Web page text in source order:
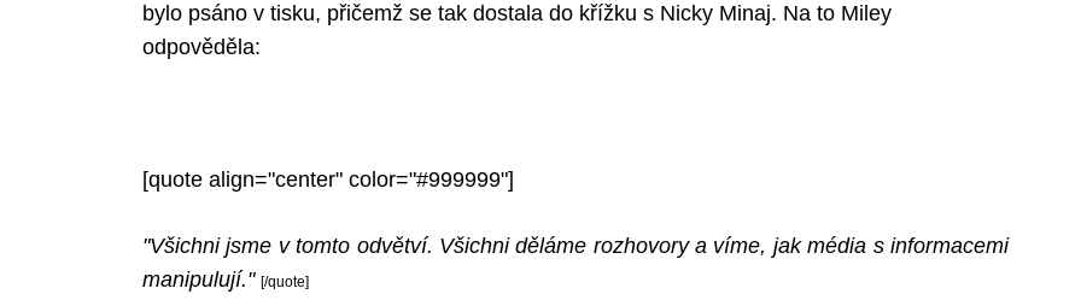
bylo psáno v tisku, přičemž se tak dostala do křížku s Nicky Minaj. Na to Miley
odpověděla:
[quote align="center" color="#999999"]
"Všichni jsme v tomto odvětví. Všichni děláme rozhovory a víme, jak média s informacemi
manipulují." [/quote]